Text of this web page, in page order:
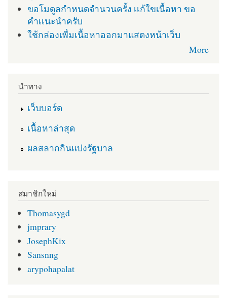
ขอโมดูลกำหนดจำนวนครั้ง เเก้ใขเนื้อหา ขอ
คำเเนะนำครับ
ใช้กล่องเพื่มเนื้อหาออกมาแสดงหน้าเว็บ
More
นำทาง
เว็บบอร์ด
เนื้อหาล่าสุด
ผลสลากกินแบ่งรัฐบาล
สมาชิกใหม่
Thomasygd
jmprary
JosephKix
Sansnng
arypohapalat